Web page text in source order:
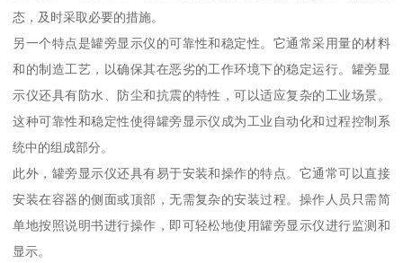
态，及时采取必要的措施。
另一个特点是罐旁显示仪的可靠性和稳定性。它通常采用量的材料
和的制造工艺，以确保其在恶劣的工作环境下的稳定运行。罐旁显
示仪还具有防水、防尘和抗震的特性，可以适应复杂的工业场景。
这种可靠性和稳定性使得罐旁显示仪成为工业自动化和过程控制系
统中的组成部分。
此外，罐旁显示仪还具有易于安装和操作的特点。它通常可以直接
安装在容器的侧面或顶部，无需复杂的安装过程。操作人员只需简
单地按照说明书进行操作，即可轻松地使用罐旁显示仪进行监测和
显示。